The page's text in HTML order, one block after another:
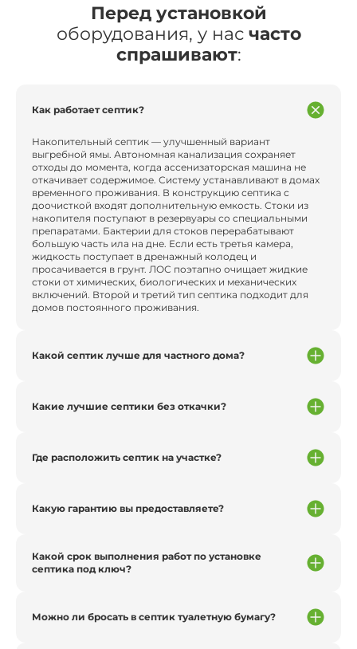
Перед установкой
оборудования, у нас часто
спрашивают:
Как работает септик?
Накопительный септик — улучшенный вариант
выгребной ямы. Автономная канализация сохраняет
отходы до момента, когда ассенизаторская машина не
откачивает содержимое. Систему устанавливают в домах
временного проживания. В конструкцию септика с
доочисткой входят дополнительную емкость. Стоки из
накопителя поступают в резервуары со специальными
препаратами. Бактерии для стоков перерабатывают
большую часть ила на дне. Если есть третья камера,
жидкость поступает в дренажный колодец и
просачивается в грунт. ЛОС поэтапно очищает жидкие
стоки от химических, биологических и механических
включений. Второй и третий тип септика подходит для
домов постоянного проживания.
Какой септик лучше для частного дома?
Какие лучшие септики без откачки?
Где расположить септик на участке?
Какую гарантию вы предоставляете?
Какой срок выполнения работ по установке
септика под ключ?
Можно ли бросать в септик туалетную бумагу?